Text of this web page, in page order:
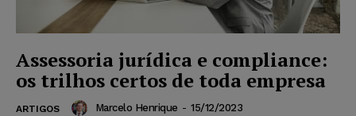
Assessoria jurídica e compliance:
os trilhos certos de toda empresa
ARTIGOS Marcelo Henrique - 15/12/2023